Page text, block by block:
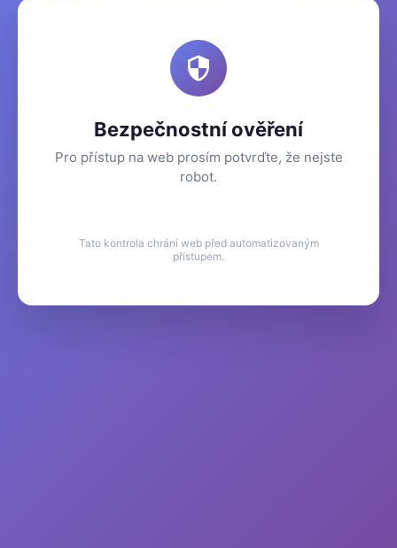
Bezpečnostní ověření
Pro přístup na web prosím potvrďte, že nejste
robot.
Tato kontrola chrání web před automatizovaným
přístupem.